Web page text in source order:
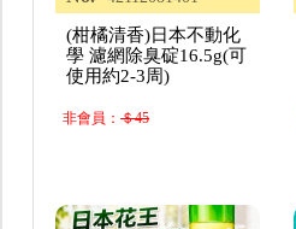
(柑橘清香)日本不動化
學 濾網除臭碇16.5g(可
使用約2-3周)
非會員：＄45